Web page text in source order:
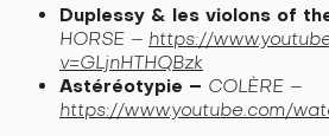
Duplessy & les violons of
HORSE – https://
v=GLjnHTHQBzk
Astéréotypie – COLÈRE –
https://www.youtube.com/